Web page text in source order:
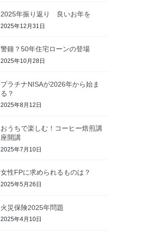
2025年振り返り 良いお年を
2025年12月31日
警鐘？50年住宅ローンの登場
2025年10月28日
プラチナNISAが2026年から始ま
る？
2025年8月12日
おうちで楽しむ！コーヒー焙煎講
座開講
2025年7月10日
女性FPに求められるものは？
2025年5月26日
火災保険2025年問題
2025年4月10日